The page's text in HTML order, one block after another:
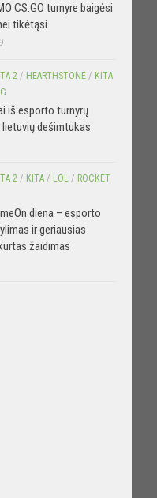
CS:GO turnyre baigėsi
tikėtąsi
2 / HEARTHSTONE / KITA
iš esporto turnyrų
dešimtukas
2 / KITA / LOL / ROCKET
diena – esporto
ir geriausias
žaidimas